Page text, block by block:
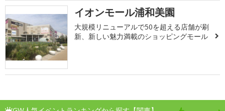
イオンモール浦和美園
大規模リニューアルで50を超える店舗が刷
新、新しい魅力満載のショッピングモール